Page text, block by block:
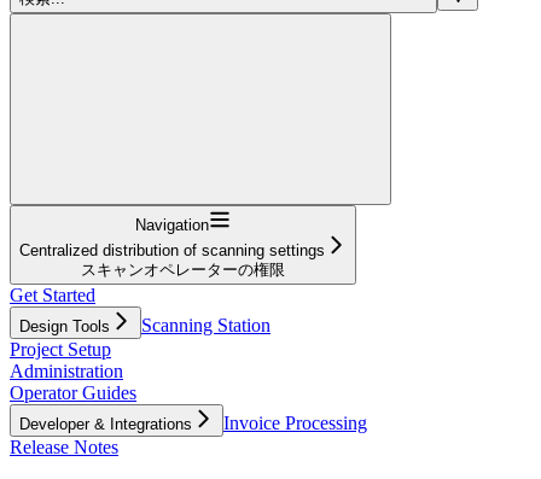
Navigation
Centralized distribution of scanning settings
スキャンオペレーターの権限
Get Started
Design Tools
Scanning Station
Project Setup
Administration
Operator Guides
Developer & Integrations
Invoice Processing
Release Notes